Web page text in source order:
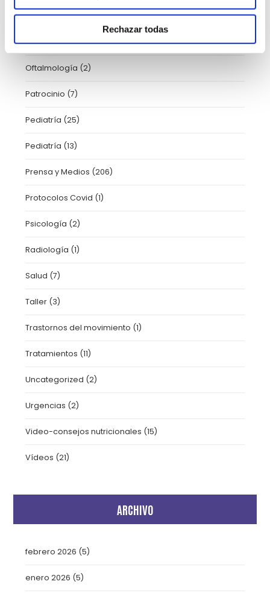
Rechazar todas
Novedades(4)
Nutrición(47)
Oftalmología (2)
Patrocinio (7)
Pediatría (25)
Pediatría (13)
Prensa y Medios (206)
Protocolos Covid (1)
Psicología (2)
Radiología (1)
Salud (7)
Taller (3)
Trastornos del movimiento (1)
Tratamientos (11)
Uncategorized (2)
Urgencias (2)
Video-consejos nutricionales (15)
Vídeos (21)
ARCHIVO
febrero 2026 (5)
enero 2026 (5)